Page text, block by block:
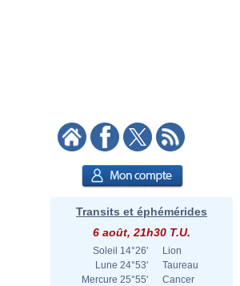
Transits et éphémérides
6 août, 21h30 T.U.
Soleil 14°26'
Lion
Lune 24°53'
Taureau
Mercure 25°55'
Cancer